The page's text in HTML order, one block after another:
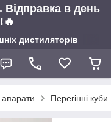
Відправка в день
дистиляторів
апарати Перегінні куби